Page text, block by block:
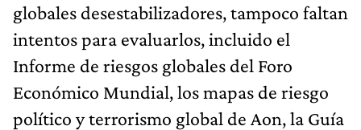
globales desestabilizadores, tampoco faltan
intentos para evaluarlos, incluido el
Informe de riesgos globales del Foro
Económico Mundial, los mapas de riesgo
político y terrorismo global de Aon, la Guía